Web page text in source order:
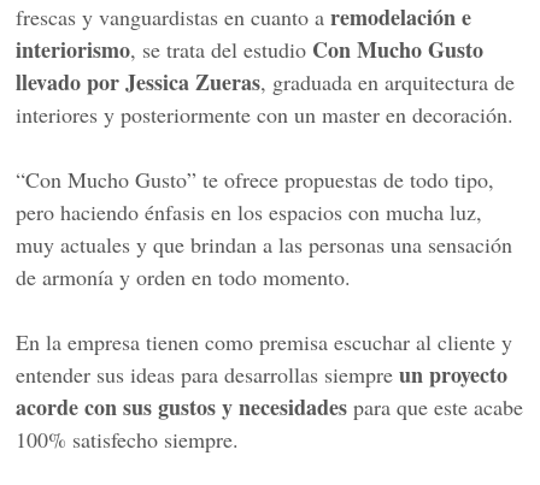
frescas y vanguardistas en cuanto aremodelación e
interiorismo, se trata del estudio Con Mucho Gusto
llevado por Jessica Zueras, graduada en arquitectura de
interiores y posteriormente con un master en decoración.
“Con Mucho Gusto” te ofrece propuestas de todo tipo,
pero haciendo énfasis en los espacios con mucha luz,
muy actuales y que brindan a las personas una sensación
de armonía y orden en todo momento.
En la empresa tienen como premisa escuchar al cliente y
entender sus ideas para desarrollas siempreun proyecto
acorde con sus gustos y necesidades para que este acabe
100% satisfecho siempre.